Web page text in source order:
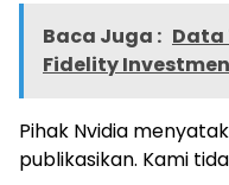
Baca Juga : Data
Fidelity
Pihak Nvidia
publikasikan. Kami